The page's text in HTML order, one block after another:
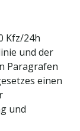
Kfz/24h
und der
Paragrafen
einen
und